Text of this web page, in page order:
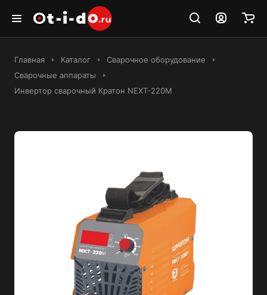
Главная Каталог
Сварочное оборудование
Сварочные аппараты
Инвертор сварочный Кратон NEXT-220М